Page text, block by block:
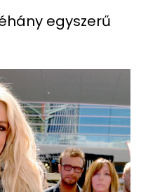
egyszerű